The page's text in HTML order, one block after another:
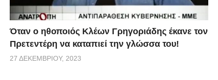
Όταν ο ηθοποιός Κλέων Γρηγοριάδης έκανε τον
Πρετεντέρη να καταπιεί την γλώσσα του!
27 ΔΕΚΕΜΒΡΊΟΥ, 2023